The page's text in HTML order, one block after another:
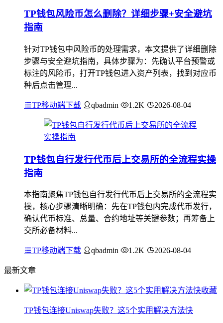
TP钱包风险币怎么删除？详细步骤+安全避坑
指南
针对TP钱包中风险币的处理需求，本文提供了详细删除
步骤与安全避坑指南，具体步骤为：先确认平台预警或
标注的风险币，打开TP钱包进入资产列表，找到对应币
种后点击管理...
TP移动端下载 qbadmin 1.2K 2026-08-04
TP钱包自行发行代币后上交易所的全流程实操
指南
本指南聚焦TP钱包自行发行代币后上交易所的全流程实
操，核心步骤清晰明确：先在TP钱包内完成代币发行，
确认代币标准、总量、合约地址等关键参数；再筹备上
交所必备材料...
TP移动端下载 qbadmin 1.2K 2026-08-04
最新文章
TP钱包连接Uniswap失败？这5个实用解决方法快